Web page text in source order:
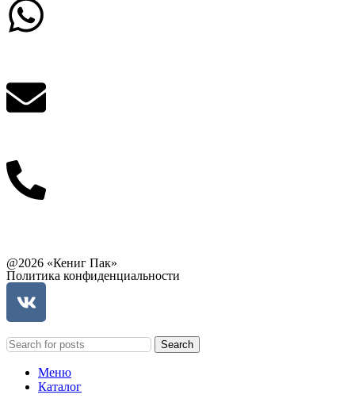
@2026 «Кениг Пак»
Политика конфиденциальности
Search
Меню
Каталог